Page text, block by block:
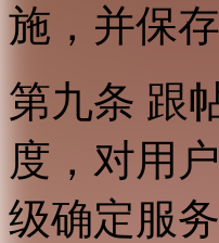
施，并保
第九条 跟
度，对用
级确定服